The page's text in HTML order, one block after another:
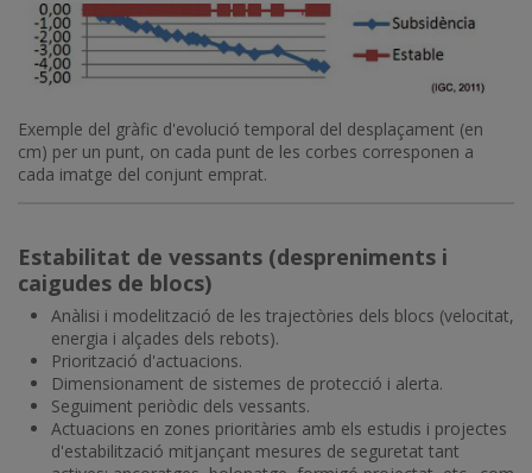
Exemple del gràfic d'evolució temporal del desplaçament (en
cm) per un punt, on cada punt de les corbes corresponen a
cada imatge del conjunt emprat.
Estabilitat de vessants (despreniments i
caigudes de blocs)
Anàlisi i modelització de les trajectòries dels blocs (velocitat,
energia i alçades dels rebots).
Priorització d'actuacions.
Dimensionament de sistemes de protecció i alerta.
Seguiment periòdic dels vessants.
Actuacions en zones prioritàries amb els estudis i projectes
d'estabilització mitjançant mesures de seguretat tant